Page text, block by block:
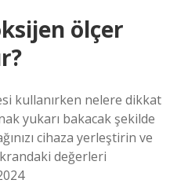
ölçer
kullanırken nelere dikkat
yukarı bakacak şekilde
cihaza yerleştirin ve
değerleri